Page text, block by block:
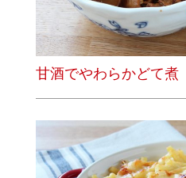
甘酒でやわらかどて煮